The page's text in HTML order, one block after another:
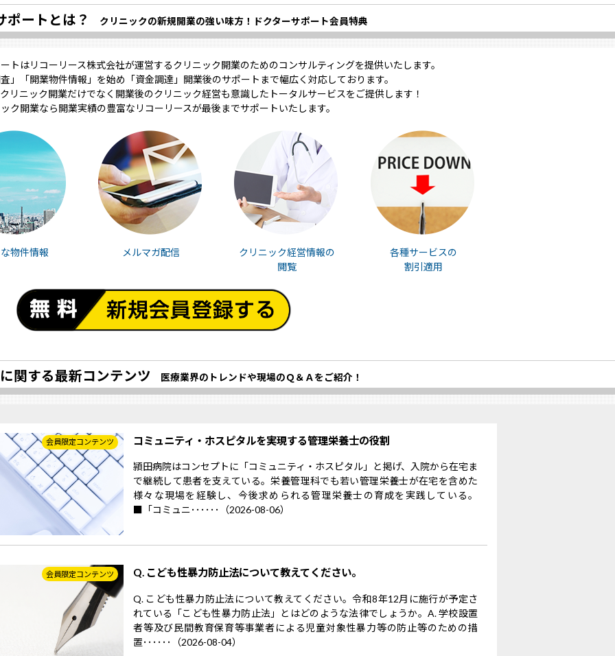
ポートとは？ クリニックの新規開業の強い味方！ドクターサポート会員特典
トはリコーリース株式会社が運営するクリニック開業のためのコンサルティングを提供いたします。
」「開業物件情報」を始め「資金調達」開業後のサポートまで幅広く対応しております。
リニック開業だけでなく開業後のクリニック経営も意識したトータルサービスをご提供します！
ク開業なら開業実績の豊富なリコーリースが最後までサポートいたします。
物件情報 メルマガ配信
クリニック経営情報の
閲覧
各種サービスの
割引適用
関する最新コンテンツ 医療業界のトレンドや現場のＱ＆Ａをご紹介！
会員限定コンテンツ コミュニティ・ホスピタルを実現する管理栄養士の役割
頴田病院はコンセプトに「コミュニティ・ホスピタル」と掲げ、入院から在宅ま
で継続して患者を支えている。栄養管理科でも若い管理栄養士が在宅を含めた
様々な現場を経験し、今後求められる管理栄養士の育成を実践している。
■「コミュニ･･････（2026-08-06）
会員限定コンテンツ Q. こども性暴力防止法について教えてください。
Q. こども性暴力防止法について教えてください。令和8年12月に施行が予定さ
れている「こども性暴力防止法」とはどのような法律でしょうか。A. 学校設置
者等及び民間教育保育等事業者による児童対象性暴力等の防止等のための措
置･･････（2026-08-04）